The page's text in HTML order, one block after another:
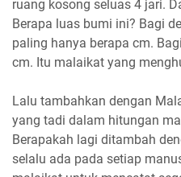
ruang kosong seluas 4 jari.
Berapa luas bumi ini? Bagi
paling hanya berapa cm.
cm. Itu malaikat yang
Lalu tambahkan dengan
yang tadi dalam hitungan
Berapakah lagi ditambah
selalu ada pada setiap